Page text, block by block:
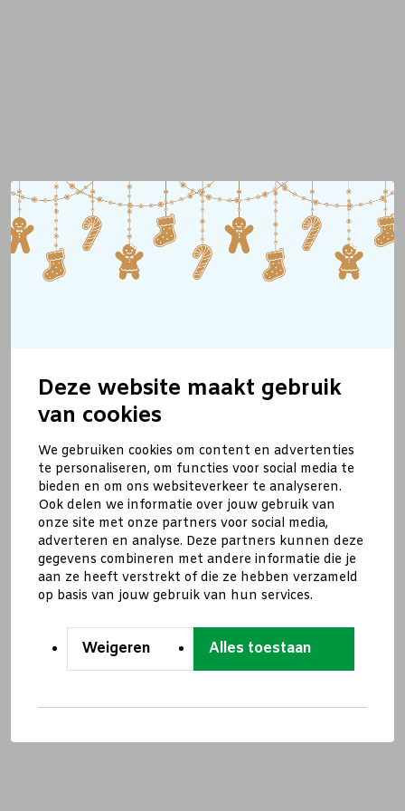
Deze website maakt gebruik
van cookies
We gebruiken cookies om content en advertenties
te personaliseren, om functies voor social media te
bieden en om ons websiteverkeer te analyseren.
Ook delen we informatie over jouw gebruik van
onze site met onze partners voor social media,
adverteren en analyse. Deze partners kunnen deze
gegevens combineren met andere informatie die je
aan ze heeft verstrekt of die ze hebben verzameld
op basis van jouw gebruik van hun services.
Weigeren Alles toestaan